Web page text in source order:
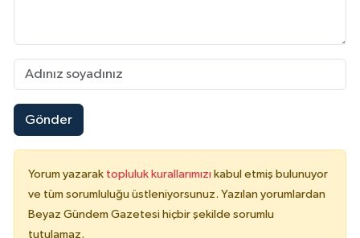
Gönder
Yorum yazarak topluluk kurallarımızı kabul etmiş bulunuyor
ve tüm sorumluluğu üstleniyorsunuz. Yazılan yorumlardan
Beyaz Gündem Gazetesi hiçbir şekilde sorumlu
tutulamaz.